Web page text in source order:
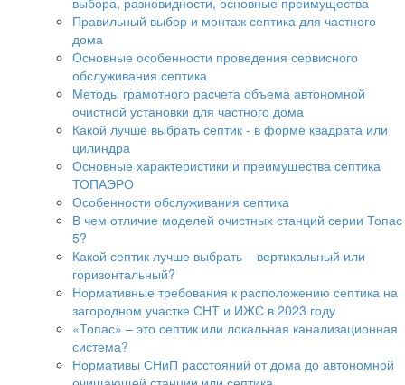
Правильный выбор и монтаж септика для частного
дома
Основные особенности проведения сервисного
обслуживания септика
Методы грамотного расчета объема автономной
очистной установки для частного дома
Какой лучше выбрать септик - в форме квадрата или
цилиндра
Основные характеристики и преимущества септика
ТОПАЭРО
Особенности обслуживания септика
В чем отличие моделей очистных станций серии Топас
5?
Какой септик лучше выбрать – вертикальный или
горизонтальный?
Нормативные требования к расположению септика на
загородном участке СНТ и ИЖС в 2023 году
«Топас» – это септик или локальная канализационная
система?
Нормативы СНиП расстояний от дома до автономной